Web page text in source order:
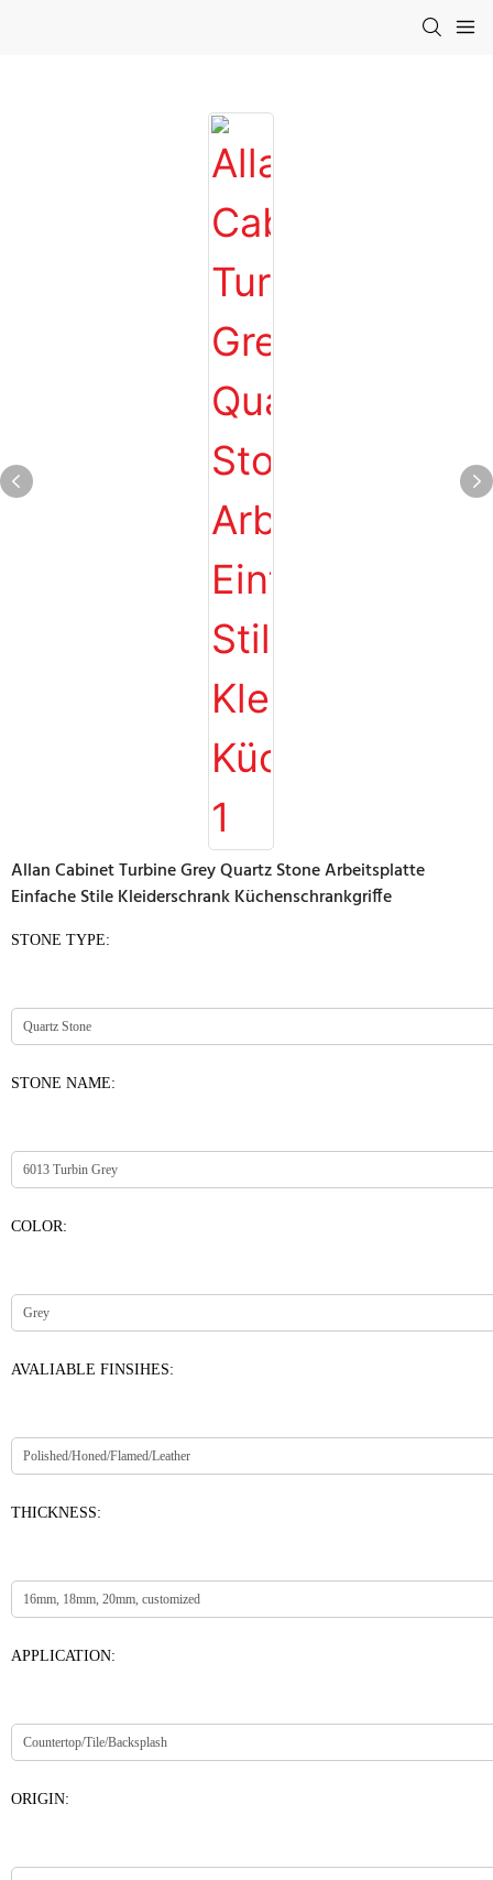
Allan Cabinet Turbine Grey Quartz Stone Arbeitsplatte
Einfache Stile Kleiderschrank Küchenschrankgriffe
STONE TYPE:
STONE NAME:
COLOR:
AVALIABLE FINSIHES:
THICKNESS:
APPLICATION:
ORIGIN: